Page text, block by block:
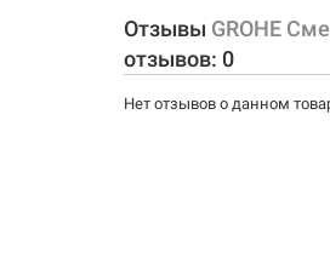
Тип крепления:
Назначение смесителя:
Тип смесителя (крана):
Отзывы GROHE
отзывов: 0
Нет отзывов о данном